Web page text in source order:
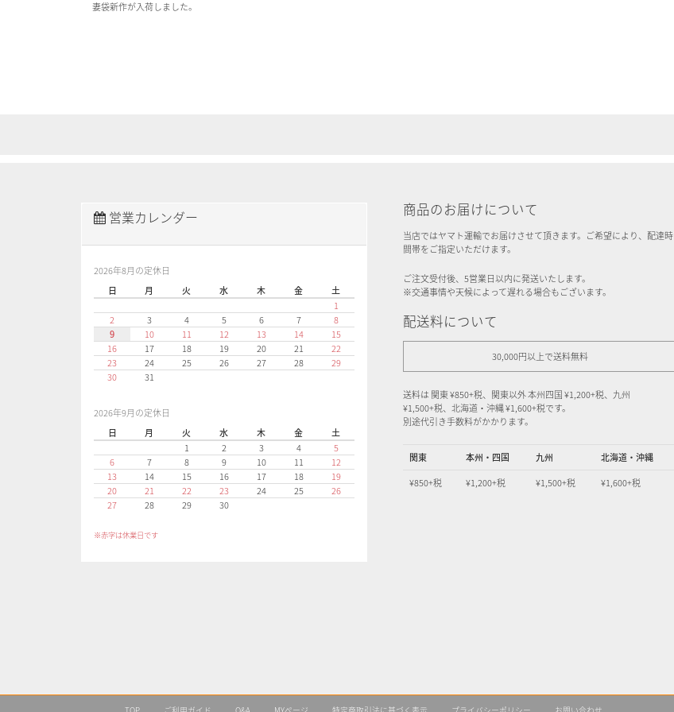
妻袋新作が入荷しました。
営業カレンダー
2026年8月の定休日
日 月 火 水 木 金
土
1
2
3 4 5 6 7
8
9
10 11 12 13 14
15
16
17 18 19 20 21
22
23
24 25 26 27 28
29
30
31
2026年9月の定休日
日 月 火 水 木 金
土
1
2 3 4
5
6
7 8 9 10 11
12
13
14 15 16 17 18
19
20
21 22 23 24 25
26
27
28 29 30
※赤字は休業日です
商品のお届けについて
当店ではヤマト運輸でお届けさせて頂きます。ご希望により、配達時
間帯をご指定いただけます。
ご注文受付後、5営業日以内に発送いたします。
※交通事情や天候によって遅れる場合もございます。
配送料について
30,000円以上で送料無料
送料は 関東 ¥850+税、関東以外 本州四国 ¥1,200+税、九州
¥1,500+税、北海道・沖縄 ¥1,600+税です。
別途代引き手数料がかかります。
関東 本州・四国 九州 北海道・沖縄
¥850+税 ¥1,200+税 ¥1,500+税 ¥1,600+税
TOP ご利用ガイド Q&A MYページ 特定商取引法に基づく表示 プライバシーポリシー お問い合わせ